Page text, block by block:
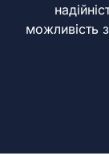
можливість